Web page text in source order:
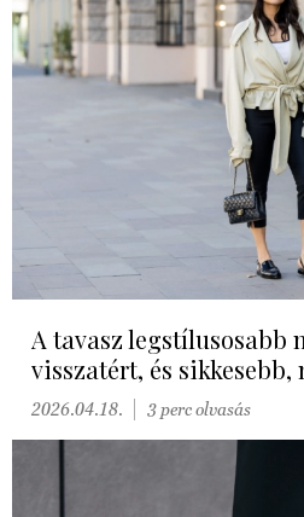
A tavasz legstílusosabb
visszatért, és
2026.04.18. 3 perc olvasás